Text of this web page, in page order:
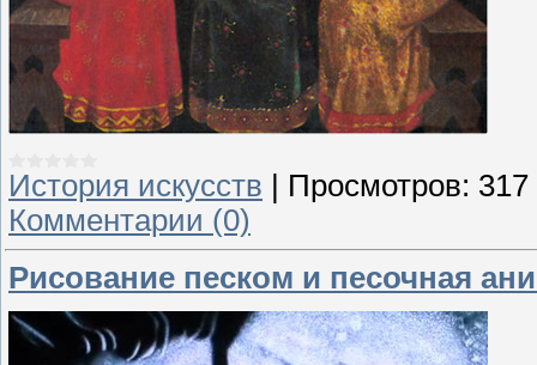
История искусств Просмотров: 317
Комментарии (0)
Рисование песком и песочная